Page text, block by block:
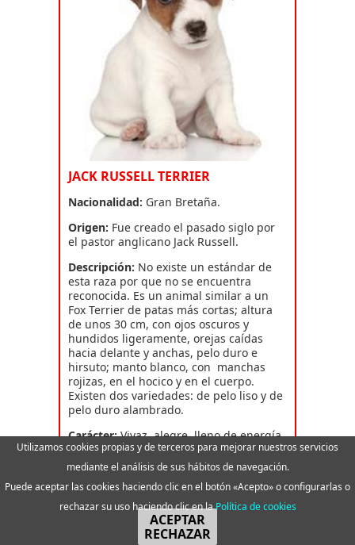
JACK RUSSELL TERRIER
Nacionalidad: Gran Bretaña.
Origen: Fue creado el pasado siglo por
el pastor anglicano Jack Russell.
Descripción: No existe un estándar de
esta raza por que no se encuentra
reconocida. Es un animal similar a un
Fox Terrier de patas más cortas; altura
de unos 30 cm, con ojos oscuros y
hundidos ligeramente, orejas caídas
hacia delante y anchas, pelo duro e
hirsuto; manto blanco, con manchas
rojizas, en el hocico y en el cuerpo.
Existen dos variedades: de pelo liso y de
pelo duro alambrado.
Carácter:Vivaz, alegre, lleno de energía.
Fiel y afectuoso, necesita de ejercicio
regular y pronunciado.
Utilización:Empleado en la caza de
pequeños animales de madriguera en
sus origenes, ya que presenta gran
habilidad y rapidez, lo que le permite
Utilizamos cookies propias y de terceros para mejorar nuestros servicios
mediante el análisis de sus hábitos de navegación.
Puede aceptar las cookies haciendo clic en el botón «Acepto» o configurarlas o
rechazar su uso haciendo clic en laPolítica de cookies
ACEPTAR
RECHAZAR
Llamar Whatsapp